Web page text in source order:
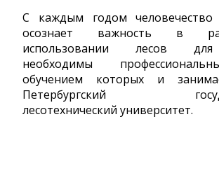
С каждым годом
осознает важность в
использовании лесов
необходимы
обучением которых и
Петербургский
лесотехнический университет.